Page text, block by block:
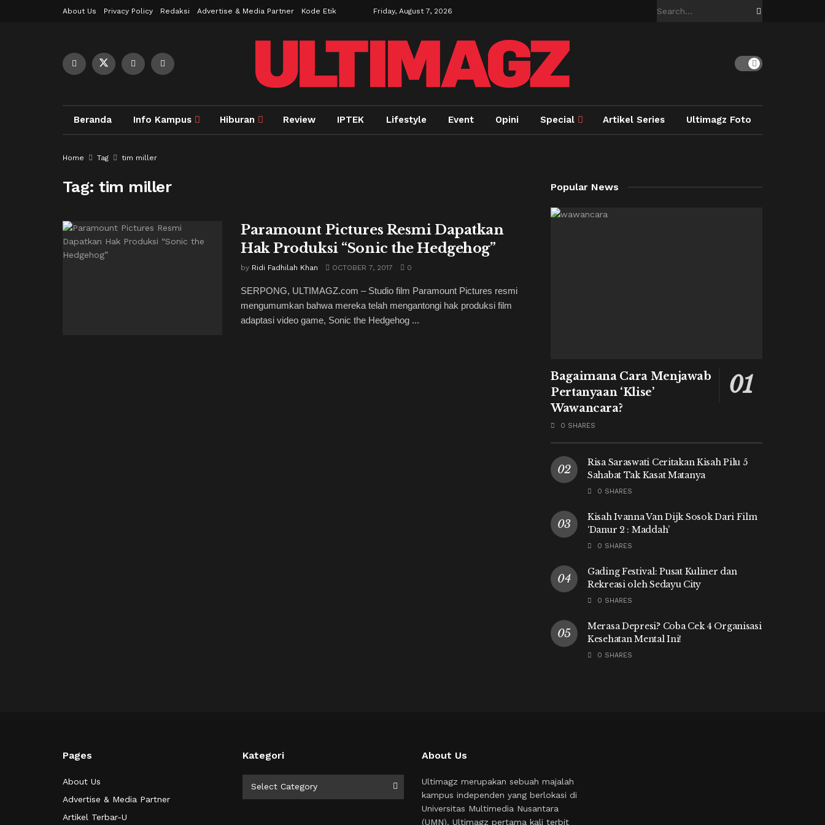
About Us Privacy Policy Redaksi Advertise & Media Partner Kode Etik Friday, August 7, 2026
Beranda Info Kampus Hiburan Review IPTEK Lifestyle Event Opini Special Artikel Series Ultimagz Foto
Home Tag tim miller
Tag:tim miller
Paramount Pictures Resmi Dapatkan
Hak Produksi “Sonic the Hedgehog”
by Ridi Fadhilah Khan OCTOBER 7, 2017 0
SERPONG, ULTIMAGZ.com – Studio film Paramount Pictures resmi
mengumumkan bahwa mereka telah mengantongi hak produksi film
adaptasi video game, Sonic the Hedgehog ...
Popular News
Bagaimana Cara Menjawab
Pertanyaan ‘Klise’
Wawancara?
0 SHARES
Risa Saraswati Ceritakan Kisah Pilu 5
Sahabat Tak Kasat Matanya
0 SHARES
Kisah Ivanna Van Dijk Sosok Dari Film
‘Danur 2 : Maddah’
0 SHARES
Gading Festival: Pusat Kuliner dan
Rekreasi oleh Sedayu City
0 SHARES
Merasa Depresi? Coba Cek 4 Organisasi
Kesehatan Mental Ini!
0 SHARES
Pages
About Us
Advertise & Media Partner
Artikel Terbar-U
Kategori
Select Category
About Us
Ultimagz merupakan sebuah majalah
kampus independen yang berlokasi di
Universitas Multimedia Nusantara
(UMN). Ultimagz pertama kali terbit